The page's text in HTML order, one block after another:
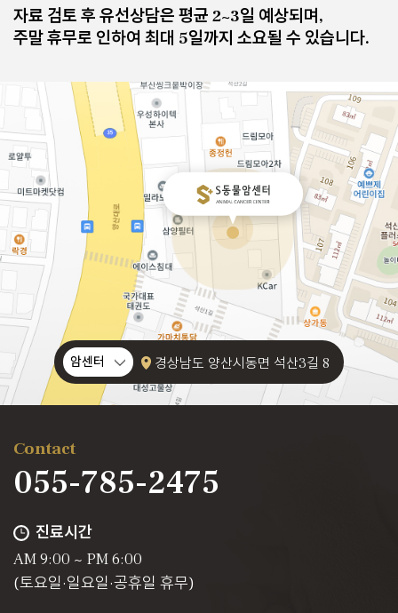
자료 검토 후 유선상담은 평균 2~3일 예상되며,
주말 휴무로 인하여 최대 5일까지 소요될 수 있습니다.
암센터 경상남도 양산시동면 석산3길 8
Contact
055-785-2475
진료시간
AM 9:00 ~ PM 6:00
(토요일·일요일·공휴일 휴무)